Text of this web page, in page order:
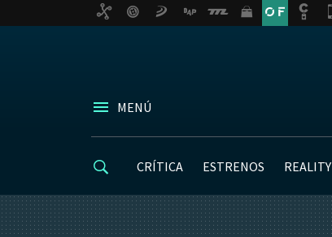
MENÚ
CRÍTICA ESTRENOS REALITY